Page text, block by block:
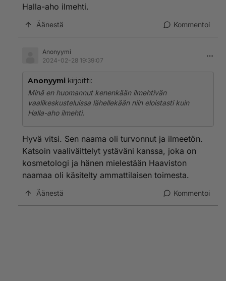
Halla-aho ilmehti.
Äänestä Kommentoi
Anonyymi
2024-02-28 19:39:07
Anonyymi kirjoitti:
Minä en huomannut kenenkään ilmehtivän
vaalikeskusteluissa lähellekään niin eloistasti kuin
Halla-aho ilmehti.
Hyvä vitsi. Sen naama oli turvonnut ja ilmeetön.
Katsoin vaaliväittelyt ystäväni kanssa, joka on
kosmetologi ja hänen mielestään Haaviston
naamaa oli käsitelty ammattilaisen toimesta.
Äänestä Kommentoi